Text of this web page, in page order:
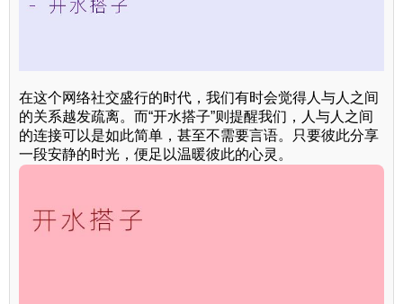
在这个网络社交盛行的时代，我们有时会觉得人与人之间
的关系越发疏离。而“开水搭子”则提醒我们，人与人之间
的连接可以是如此简单，甚至不需要言语。只要彼此分享
一段安静的时光，便足以温暖彼此的心灵。